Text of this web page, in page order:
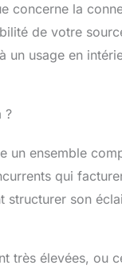
concerne la
de votre
un usage en
?
un ensemble
qui
structurer son
très élevées, ou